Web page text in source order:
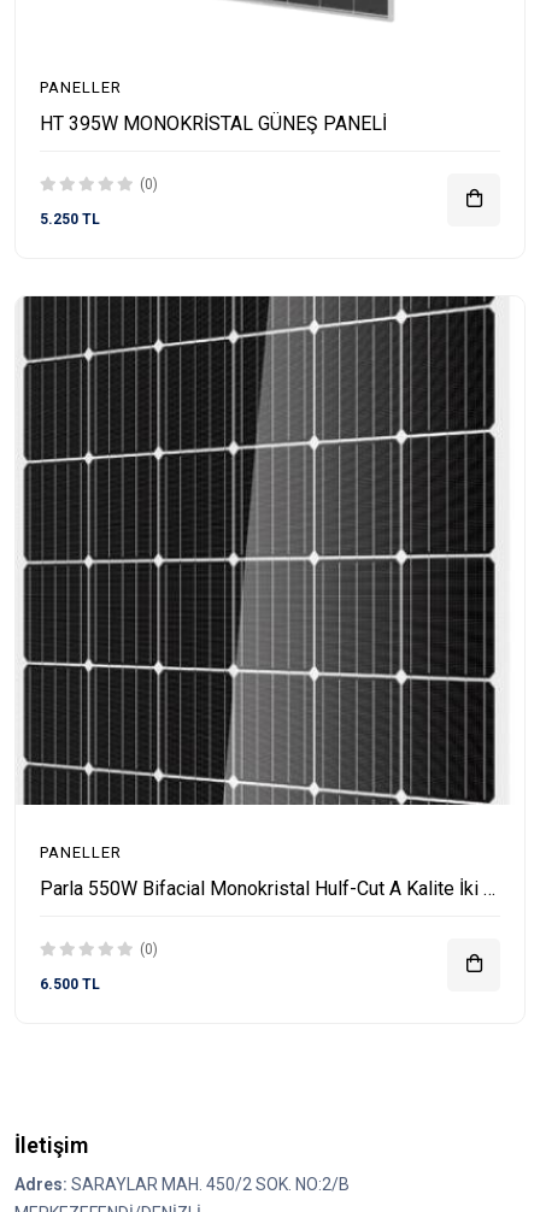
PANELLER
HT 395W MONOKRİSTAL GÜNEŞ PANELİ
(0)
5.250 TL
PANELLER
Parla 550W Bifacial Monokristal Hulf-Cut A Kalite İki Yüzlü Güneş Paneli
(0)
6.500 TL
İletişim
Adres: SARAYLAR MAH. 450/2 SOK. NO:2/B